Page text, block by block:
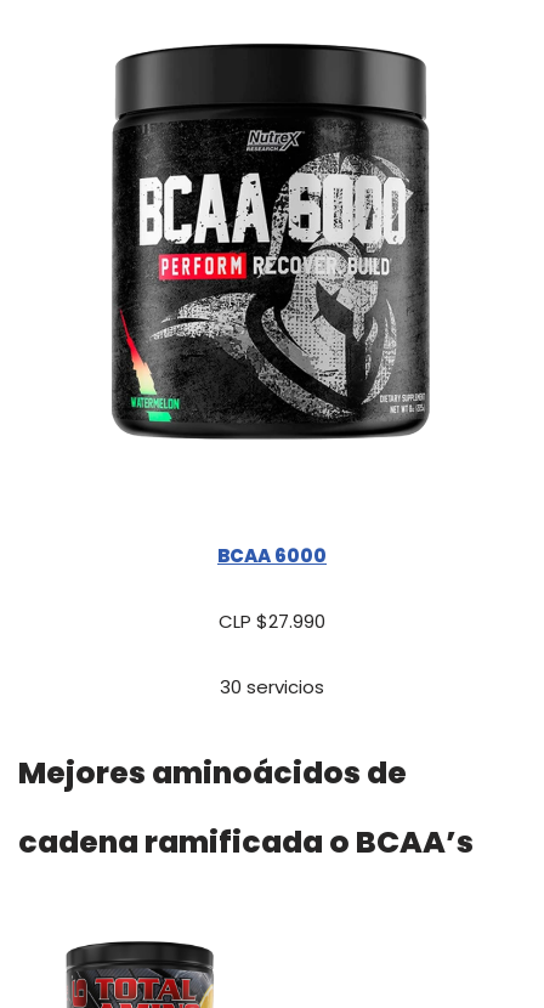
BCAA 6000
CLP $27.990
30 servicios
Mejores aminoácidos de
cadena ramificada o BCAA’s